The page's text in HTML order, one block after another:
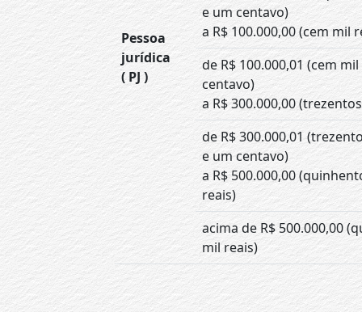
Pessoa
jurídica
( PJ )
e um centavo)
a R$ 100.000,00 (cem mil
de R$ 100.000,01 (cem
centavo)
a R$ 300.000,00
de R$ 300.000,01
e um centavo)
a R$ 500.000,00
reais)
acima de R$ 500.000,00
mil reais)